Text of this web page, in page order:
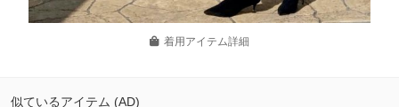
着用アイテム詳細